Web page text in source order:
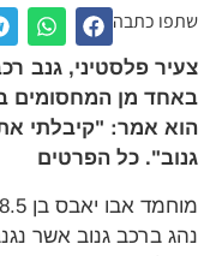
שתפו כתבה
צעיר פלסטיני, גנב
באחד מן המחסומים
הוא אמר: "קיבלתי
גנוב". כל הפרטים
נהג ברכב גנוב אשר